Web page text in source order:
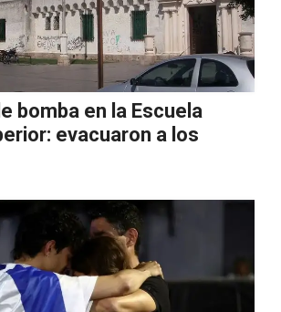
bomba en la Escuela
evacuaron a los